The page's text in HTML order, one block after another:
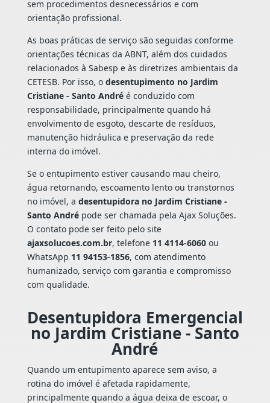
sem procedimentos desnecessários e com
orientação profissional.
As boas práticas de serviço são seguidas conforme
orientações técnicas da ABNT, além dos cuidados
relacionados à Sabesp e às diretrizes ambientais da
CETESB. Por isso, o desentupimento no Jardim
Cristiane - Santo Andréé conduzido com
responsabilidade, principalmente quando há
envolvimento de esgoto, descarte de resíduos,
manutenção hidráulica e preservação da rede
interna do imóvel.
Se o entupimento estiver causando mau cheiro,
água retornando, escoamento lento ou transtornos
no imóvel, a desentupidora no Jardim Cristiane -
Santo Andrépode ser chamada pela Ajax Soluções.
O contato pode ser feito pelo site
ajaxsolucoes.com.br, telefone 11 4114-6060ou
WhatsApp 11 94153-1856, com atendimento
humanizado, serviço com garantia e compromisso
com qualidade.
Desentupidora Emergencial
no Jardim Cristiane - Santo
André
Quando um entupimento aparece sem aviso, a
rotina do imóvel é afetada rapidamente,
principalmente quando a água deixa de escoar, o